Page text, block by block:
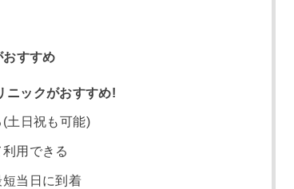
おすすめ
ニックがおすすめ!
土日祝も可能)
用できる
当日に到着